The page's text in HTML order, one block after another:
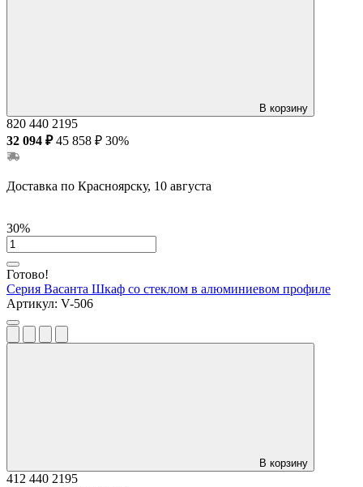
В корзину
820 440 2195
32 094 ₽ 45 858 ₽ 30%
Доставка по Красноярску, 10 августа
30%
Готово!
Серия Васанта Шкаф со стеклом в алюминиевом профиле
Артикул: V-506
В корзину
412 440 2195